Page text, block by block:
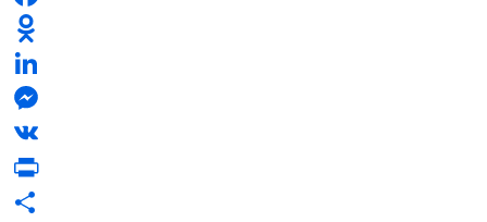
Facebook
Odnoklassniki
LinkedIn
Messenger
VK
PrintFriendly